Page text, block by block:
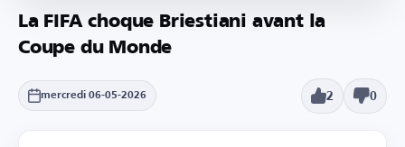
La FIFA choque Briestiani avant la
Coupe du Monde
mercredi 06-05-2026 2 0